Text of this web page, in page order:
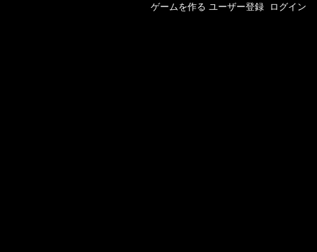
ゲームを作る ユーザー登録 ログイン